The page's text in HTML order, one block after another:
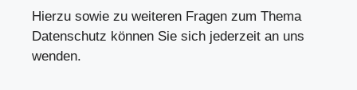
Hierzu sowie zu weiteren Fragen zum Thema
Datenschutz können Sie sich jederzeit an uns
wenden.